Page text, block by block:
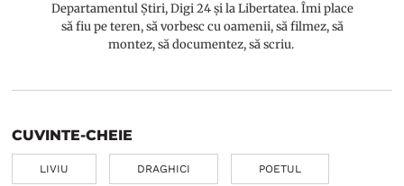
Departamentul Știri, Digi 24 și la Libertatea. Îmi place
să fiu pe teren, să vorbesc cu oamenii, să filmez, să
montez, să documentez, să scriu.
CUVINTE-CHEIE
LIVIU DRAGHICI POETUL